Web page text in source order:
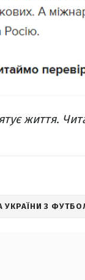
життя.
УКРАЇНИ З